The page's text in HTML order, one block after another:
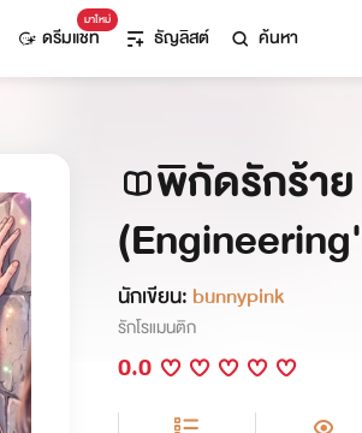
มาใหม่
ดรีมแชท ธัญลิสต์ ค้นหา
พิกัดรักร้า
นักเขียน: bunnypink
รักโรแมนติก
0.0